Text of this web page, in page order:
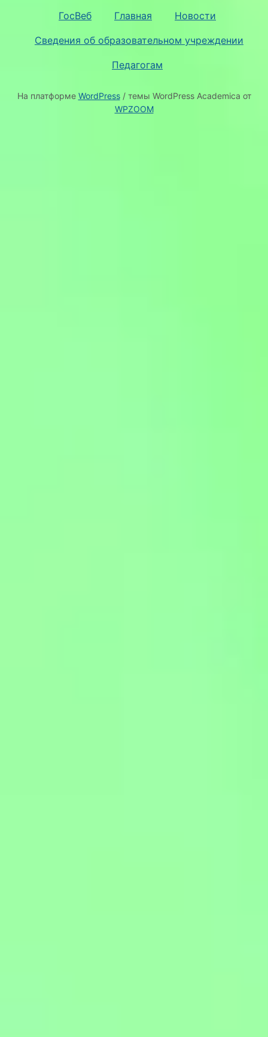
ГосВеб Главная Новости
Сведения об образовательном учреждении
Педагогам
На платформе WordPress/ темы WordPress Academica от
WPZOOM